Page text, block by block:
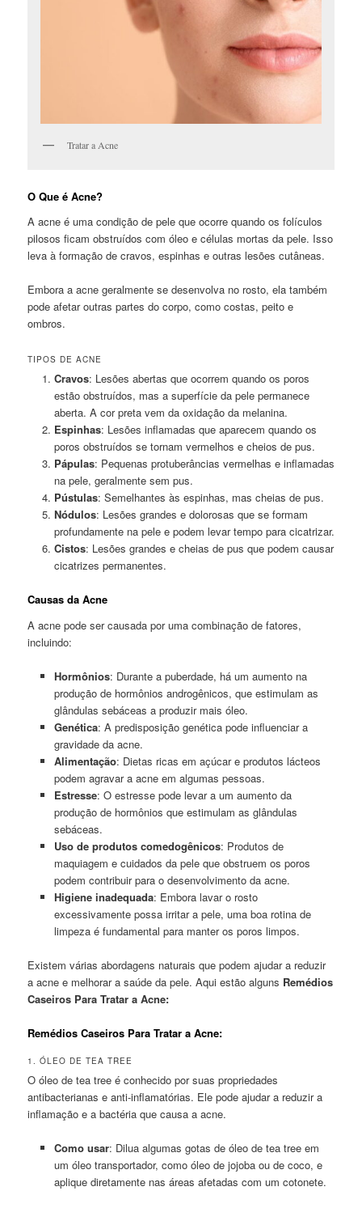
Tratar a Acne
O Que é Acne?
A acne é uma condição de pele que ocorre quando os folículos
pilosos ficam obstruídos com óleo e células mortas da pele. Isso
leva à formação de cravos, espinhas e outras lesões cutâneas.
Embora a acne geralmente se desenvolva no rosto, ela também
pode afetar outras partes do corpo, como costas, peito e
ombros.
TIPOS DE ACNE
Cravos: Lesões abertas que ocorrem quando os poros
estão obstruídos, mas a superfície da pele permanece
aberta. A cor preta vem da oxidação da melanina.
Espinhas: Lesões inflamadas que aparecem quando os
poros obstruídos se tornam vermelhos e cheios de pus.
Pápulas: Pequenas protuberâncias vermelhas e inflamadas
na pele, geralmente sem pus.
Pústulas: Semelhantes às espinhas, mas cheias de pus.
Nódulos: Lesões grandes e dolorosas que se formam
profundamente na pele e podem levar tempo para cicatrizar.
Cistos: Lesões grandes e cheias de pus que podem causar
cicatrizes permanentes.
Causas da Acne
A acne pode ser causada por uma combinação de fatores,
incluindo:
Hormônios: Durante a puberdade, há um aumento na
produção de hormônios androgênicos, que estimulam as
glândulas sebáceas a produzir mais óleo.
Genética: A predisposição genética pode influenciar a
gravidade da acne.
Alimentação: Dietas ricas em açúcar e produtos lácteos
podem agravar a acne em algumas pessoas.
Estresse: O estresse pode levar a um aumento da
produção de hormônios que estimulam as glândulas
sebáceas.
Uso de produtos comedogênicos: Produtos de
maquiagem e cuidados da pele que obstruem os poros
podem contribuir para o desenvolvimento da acne.
Higiene inadequada: Embora lavar o rosto
excessivamente possa irritar a pele, uma boa rotina de
limpeza é fundamental para manter os poros limpos.
Existem várias abordagens naturais que podem ajudar a reduzir
a acne e melhorar a saúde da pele. Aqui estão alguns Remédios
Caseiros Para Tratar a Acne:
Remédios Caseiros Para Tratar a Acne:
1. ÓLEO DE TEA TREE
O óleo de tea tree é conhecido por suas propriedades
antibacterianas e anti-inflamatórias. Ele pode ajudar a reduzir a
inflamação e a bactéria que causa a acne.
Como usar: Dilua algumas gotas de óleo de tea tree em
um óleo transportador, como óleo de jojoba ou de coco, e
aplique diretamente nas áreas afetadas com um cotonete.